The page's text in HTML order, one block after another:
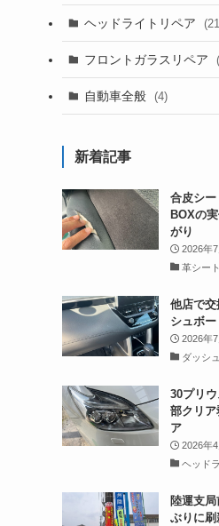
ヘッドライトリペア
フロントガラスリペア
自動車全般 (4)
新着記事
合皮シー
BOXの
がり
2026年
革シー
他店で
シュボ
2026年
ダッシ
30プリ
部クリア
ア
2026年
ヘッド
陸運支
ぶりに